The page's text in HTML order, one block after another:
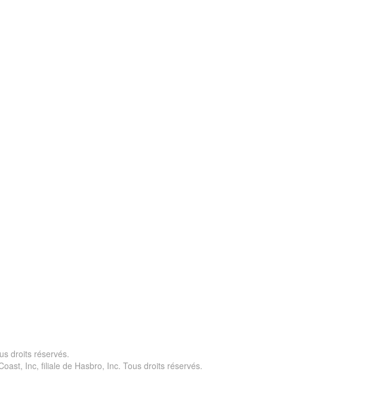
droits réservés.
Inc, filiale de Hasbro, Inc. Tous droits réservés.